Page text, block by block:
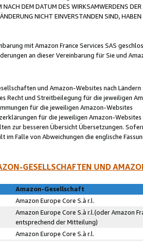
NACH DEM DATUM DES WIRKSAMWERDENS
NICHT EINVERSTANDEN SIND,
mit Amazon France Services SAS
an dieser Vereinbarung für Sie und
und Amazon-Websites nach Ländern
Recht und Streitbeilegung für die jeweiligen
für die jeweiligen Amazon-Websites
für die jeweiligen Amazon-Websites
zur besseren Übersicht Übersetzungen.
im Falle von Abweichungen die englische
GESELLSCHAFTEN UND
Amazon-Gesellschaft
Amazon Europe Core S.à r.l.
Amazon Europe Core S.à r.l.(oder Amazon
entsprechend der Mitteilung)
Amazon Europe Core S.à r.l.